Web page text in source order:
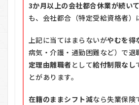
3か月以上の会社都合休業が続い
も、会社都合（特定受給資格者）
上記に当てはまらないがやむを得
病気・介護・通勤困難など）で退
定理由離職者として給付制限なし
とがあります。
在籍のままシフト減なら失業保険